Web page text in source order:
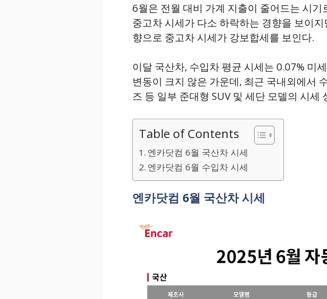
6월은 전월 대비 가계 지출이 줄어드는 시
중고차 시세가 다소 하락하는 경향을 보이
향으로 중고차 시세가 강보합세를 보인다.
이달 국산차, 수입차 평균 시세는 0.07% 미
변동이 크지 않은 가운데, 최근 국내외에서
즈 등 일부 준대형 SUV 및 세단 모델의 시세
Table of Contents
엔카닷컴 6월 국산차 시세
엔카닷컴 6월 수입차 시세
엔카닷컴 6월 국산차 시세